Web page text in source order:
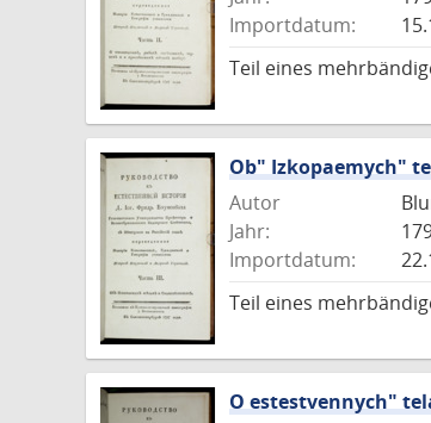
Importdatum:
Teil eines
Ob" Izkopaemych"
Autor
Jahr:
Importdatum:
Teil eines
O estestvennych"